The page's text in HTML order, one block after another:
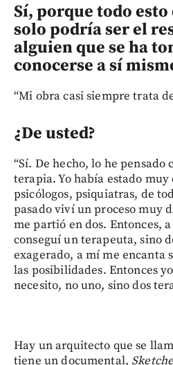
Sí, porque todo
solo podría ser el
alguien que se ha
conocerse a sí
“Mi obra casi siempre trata
¿De usted?
“Sí. De hecho, lo he pensado
terapia. Yo había estado muy
psicólogos, psiquiatras, de
pasado viví un proceso muy
me partió en dos. Entonces,
conseguí un terapeuta, sino
exagerado, a mí me encanta
las posibilidades. Entonces
necesito, no uno, sino dos
Hay un arquitecto que se
tiene un documental,